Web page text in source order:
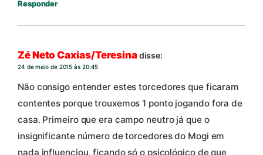
Responder
Zé Neto Caxias/Teresinadisse:
24 de maio de 2015 às 20:45
Não consigo entender estes torcedores que ficaram
contentes porque trouxemos 1 ponto jogando fora de
casa. Primeiro que era campo neutro já que o
insignificante número de torcedores do Mogi em
nada influenciou, ficando só o psicológico de que